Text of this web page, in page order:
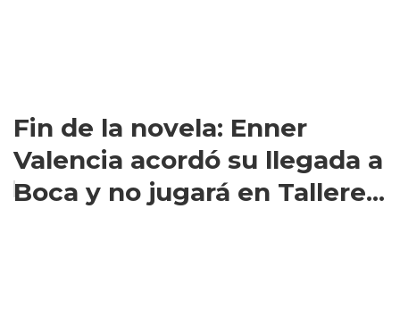
Fin de la novela: Enner
Valencia acordó su llegada a
Boca y no jugará en Tallere...